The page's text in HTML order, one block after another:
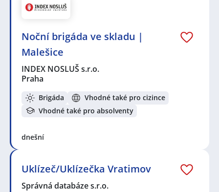
Noční brigáda ve skladu |
Malešice
INDEX NOSLUŠ s.r.o.
Praha
Brigáda
Vhodné také pro cizince
Vhodné také pro absolventy
dnešní
Uklízeč/Uklízečka Vratimov
Správná databáze s.r.o.